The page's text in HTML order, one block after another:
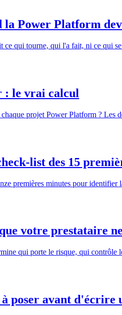
la Power Platform
qui tourne, qui l'a fait, ni ce qui
: le vrai calcul
projet Power Platform ? Les
list des 15
premières minutes pour identifier
votre prestataire
qui porte le risque, qui contrôle
poser avant d'écrire